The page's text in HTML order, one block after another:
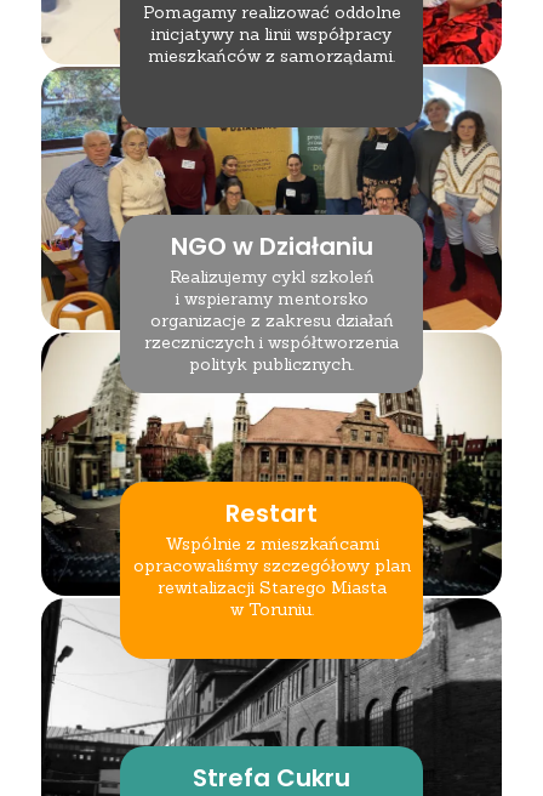
Pomagamy realizować oddolne
inicjatywy na linii współpracy
mieszkańców z samorządami.
NGO w Działaniu
Realizujemy cykl szkoleń
i wspieramy mentorsko
organizacje z zakresu działań
rzeczniczych i współtworzenia
polityk publicznych.
Restart
Wspólnie z mieszkańcami
opracowaliśmy szczegółowy plan
rewitalizacji Starego Miasta
w Toruniu.
Strefa Cukru